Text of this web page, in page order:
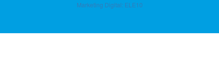
Marketing Digital: ELE10